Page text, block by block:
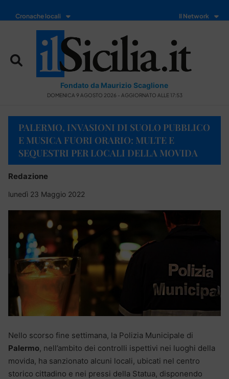
Cronache locali Il Network
Fondato da Maurizio Scaglione
DOMENICA 9 AGOSTO 2026 - AGGIORNATO ALLE 17:53
PALERMO, INVASIONI DI SUOLO PUBBLICO
E MUSICA FUORI ORARIO: MULTE E
SEQUESTRI PER LOCALI DELLA MOVIDA
Redazione
lunedì 23 Maggio 2022
Nello scorso fine settimana, la Polizia Municipale di
Palermo, nell’ambito dei controlli ispettivi nei luoghi della
movida, ha sanzionato alcuni locali, ubicati nel centro
storico cittadino e nei pressi della Statua, disponendo